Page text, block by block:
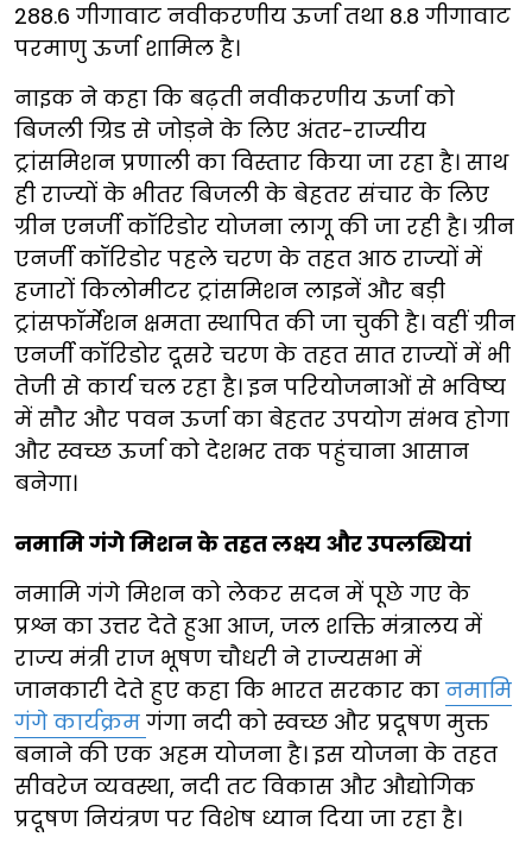
288.6 गीगावाट नवीकरणीय ऊर्जा तथा 8.8 गीगावाट
परमाणु ऊर्जा शामिल है।
नाइक ने कहा कि बढ़ती नवीकरणीय ऊर्जा को
बिजली ग्रिड से जोड़ने के लिए अंतर-राज्यीय
ट्रांसमिशन प्रणाली का विस्तार किया जा रहा है। साथ
ही राज्यों के भीतर बिजली के बेहतर संचार के लिए
ग्रीन एनर्जी कॉरिडोर योजना लागू की जा रही है। ग्रीन
एनर्जी कॉरिडोर पहले चरण के तहत आठ राज्यों में
हजारों किलोमीटर ट्रांसमिशन लाइनें और बड़ी
ट्रांसफॉर्मेशन क्षमता स्थापित की जा चुकी है। वहीं ग्रीन
एनर्जी कॉरिडोर दूसरे चरण के तहत सात राज्यों में भी
तेजी से कार्य चल रहा है। इन परियोजनाओं से भविष्य
में सौर और पवन ऊर्जा का बेहतर उपयोग संभव होगा
और स्वच्छ ऊर्जा को देशभर तक पहुंचाना आसान
बनेगा।
नमामि गंगे मिशन के तहत लक्ष्य और उपलब्धियां
नमामि गंगे मिशन को लेकर सदन में पूछे गए के
प्रश्न का उत्तर देते हुआ आज, जल शक्ति मंत्रालय में
राज्य मंत्री राज भूषण चौधरी ने राज्यसभा में
जानकारी देते हुए कहा कि भारत सरकार का नमामि
गंगे कार्यक्रम गंगा नदी को स्वच्छ और प्रदूषण मुक्त
बनाने की एक अहम योजना है। इस योजना के तहत
सीवरेज व्यवस्था, नदी तट विकास और औद्योगिक
प्रदूषण नियंत्रण पर विशेष ध्यान दिया जा रहा है।